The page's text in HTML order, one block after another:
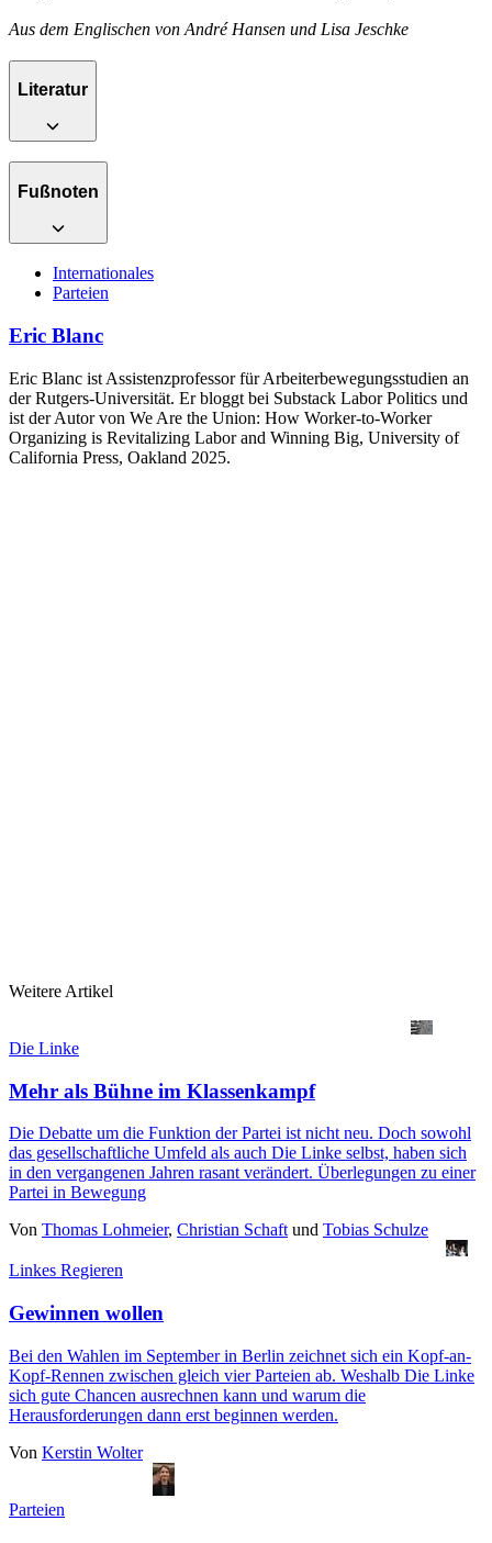
Aus dem Englischen von André Hansen und Lisa Jeschke
Literatur
Fußnoten
Internationales
Parteien
Eric Blanc
Eric Blanc ist Assistenzprofessor für Arbeiterbewegungsstudien an
der Rutgers-Universität. Er bloggt bei Substack Labor Politics und
ist der Autor von We Are the Union: How Worker-to-Worker
Organizing is Revitalizing Labor and Winning Big, University of
California Press, Oakland 2025.
Weitere Artikel
Die Linke
Mehr als Bühne im Klassenkampf
Die Debatte um die Funktion der Partei ist nicht neu. Doch sowohl
das gesellschaftliche Umfeld als auch Die Linke selbst, haben sich
in den vergangenen Jahren rasant verändert. Überlegungen zu einer
Partei in Bewegung
Von Thomas Lohmeier, Christian Schaft und Tobias Schulze
Linkes Regieren
Gewinnen wollen
Bei den Wahlen im September in Berlin zeichnet sich ein Kopf-an-
Kopf-Rennen zwischen gleich vier Parteien ab. Weshalb Die Linke
sich gute Chancen ausrechnen kann und warum die
Herausforderungen dann erst beginnen werden.
Von Kerstin Wolter
Parteien